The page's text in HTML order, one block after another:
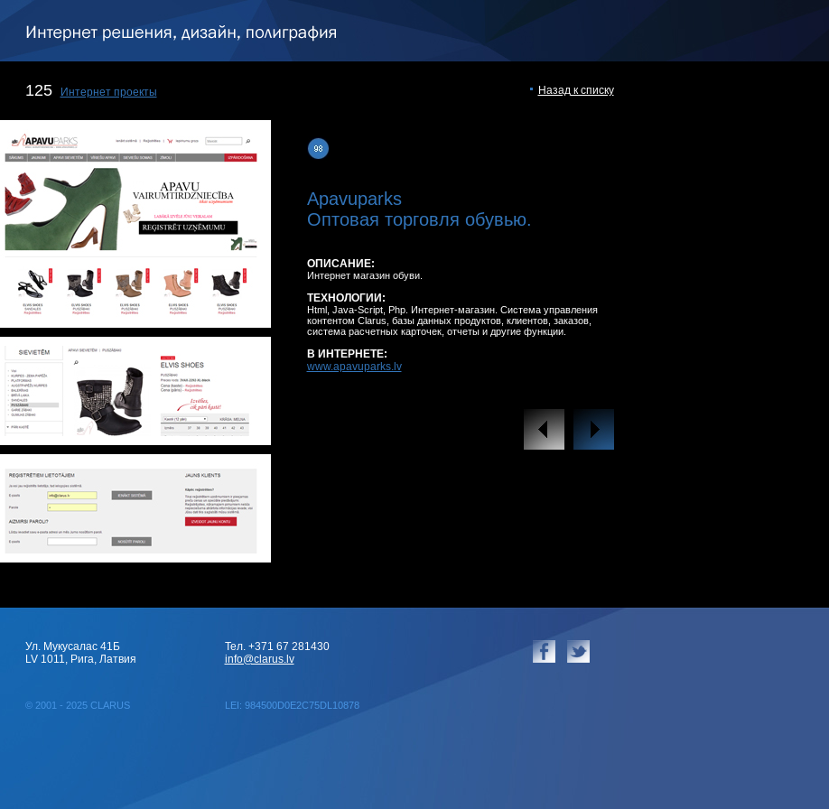
125 Интернет проекты Назад к списку
Apavuparks
Оптовая торговля обувью.
ОПИСАНИЕ:
Интернет магазин обуви.
ТЕХНОЛОГИИ:
Html, Java-Script, Php. Интернет-магазин. Система управления
контентом Clarus, базы данных продуктов, клиентов, заказов,
система расчетных карточек, отчеты и другие функции.
В ИНТЕРНЕТЕ:
www.apavuparks.lv
Ул. Мукусалас 41Б
LV 1011, Рига, Латвия
© 2001 - 2025 CLARUS LEI: 984500D0E2C75DL10878
Тел. +371 67 281430
info@clarus.lv